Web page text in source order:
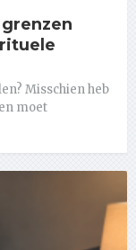
Misschien heb
moet